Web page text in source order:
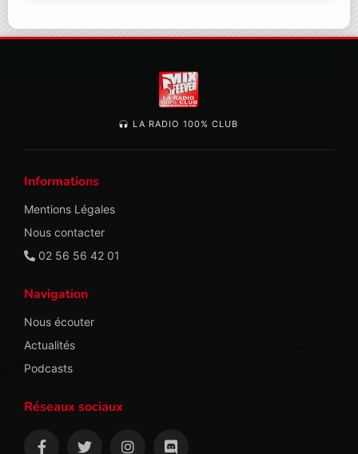
LA RADIO 100% CLUB
Informations
Mentions Légales
Nous contacter
02 56 56 42 01
Navigation
Nous écouter
Actualités
Podcasts
Réseaux sociaux